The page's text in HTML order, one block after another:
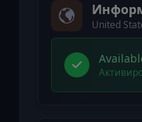
United